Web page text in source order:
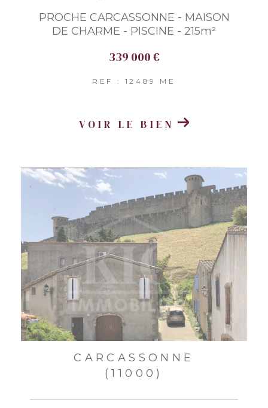
PROCHE CARCASSONNE - MAISON
DE CHARME - PISCINE - 215m²
339 000 €
REF : 12489 ME
VOIR LE BIEN
CARCASSONNE
(11000)